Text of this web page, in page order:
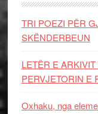
TRI POEZI PËR
SKËNDERBEUN
LETËR E
PERVJETORIN E
Oxhaku, nga